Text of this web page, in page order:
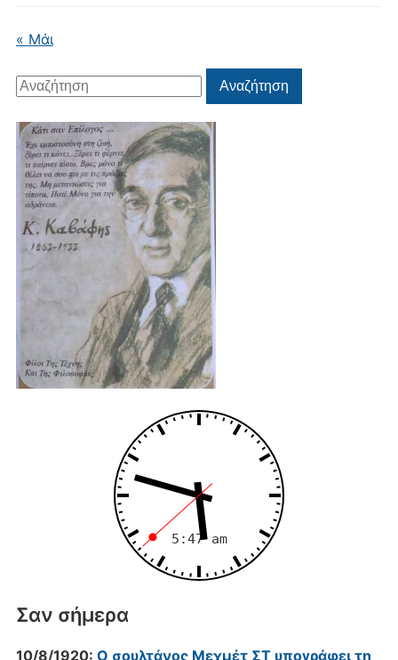
« Μάι
Αναζήτηση
για:
Αναζήτηση
Σαν σήμερα
10/8/1920: Ο σουλτάνος Μεχμέτ ΣΤ υπογράφει τη